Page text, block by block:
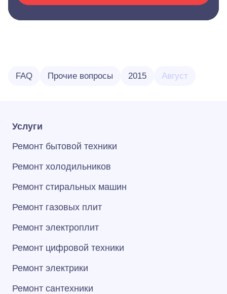
FAQ Прочие вопросы 2015 Август
Услуги
Ремонт бытовой техники
Ремонт холодильников
Ремонт стиральных машин
Ремонт газовых плит
Ремонт электроплит
Ремонт цифровой техники
Ремонт электрики
Ремонт сантехники